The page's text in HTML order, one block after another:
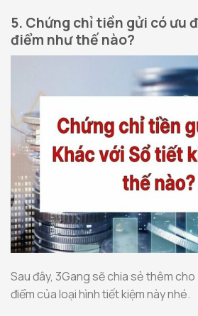
5. Chứng chỉ tiền gửi có ưu
điểm như thế nào?
Sau đây, 3Gang sẽ chia sẻ thêm
điểm của loại hình tiết kiệm này nhé.